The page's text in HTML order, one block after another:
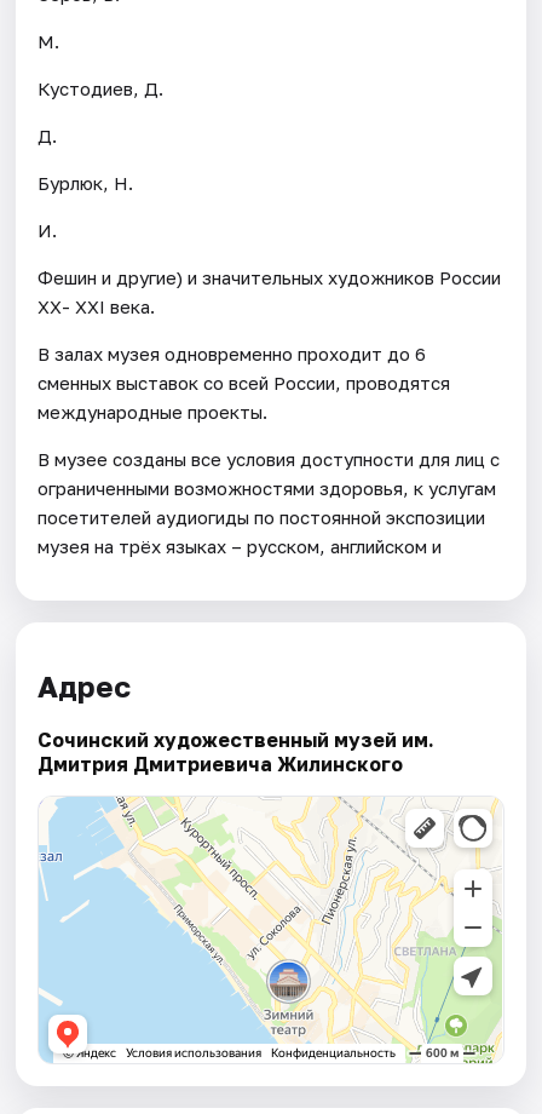
М.
Кустодиев, Д.
Д.
Бурлюк, Н.
И.
Фешин и другие) и значительных художников России
ХХ- ХХI века.
В залах музея одновременно проходит до 6
сменных выставок со всей России, проводятся
международные проекты.
В музее созданы все условия доступности для лиц с
ограниченными возможностями здоровья, к услугам
посетителей аудиогиды по постоянной экспозиции
музея на трёх языках – русском, английском и
Адрес
Сочинский художественный музей им.
Дмитрия Дмитриевича Жилинского